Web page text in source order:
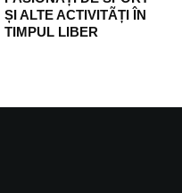
ȘI ALTE ACTIVITÃȚI ÎN
TIMPUL LIBER